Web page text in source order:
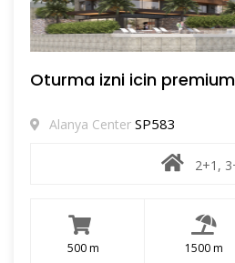
Oturma izni icin
Alanya Center SP583
2+1,
500 m 1500 m